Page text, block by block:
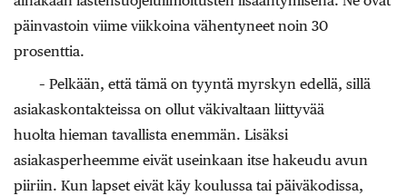
päinvastoin viime viikkoina vähentyneet noin 30
prosenttia.
– Pelkään, että tämä on tyyntä myrskyn edellä, sillä
asiakaskontakteissa on ollut väkivaltaan liittyvää
huolta hieman tavallista enemmän. Lisäksi
asiakasperheemme eivät useinkaan itse hakeudu avun
piiriin. Kun lapset eivät käy koulussa tai päiväkodissa,